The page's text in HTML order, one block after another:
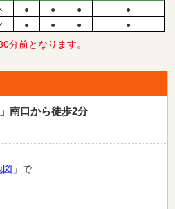
● ● ●
●
● ● ● ●
分前となります。
南口から徒歩2分
」で